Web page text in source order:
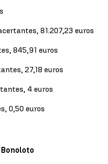
81.207,23 euros
845,91 euros
27,18 euros
4 euros
0,50 euros